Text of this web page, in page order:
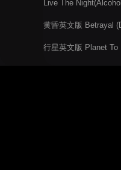
Live The
黄昏英文版 Betrayal
行星英文版 Planet